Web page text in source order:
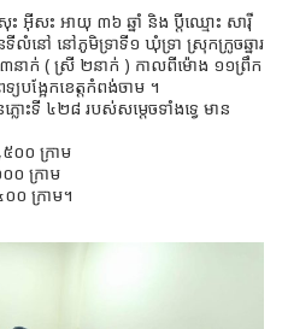
ះ អ៊ីសះ អាយុ ៣៦ ឆ្នាំ និង ប្តីឈ្មោះ សារ៉ី
ទីលំនៅ នៅភូមិទ្រាទី១ ឃុំទ្រា ស្រុកក្រូចឆ្នារ
៣នាក់ ( ស្រី ២នាក់ ) កាលពីម៉ោង ១១ព្រឹក
យបង្អែកខេត្តកំពង់ចាម ។
លោះទី ៤២៨ របស់សម្តេចទាំងទ្វេ មាន
០០ ក្រាម
០ ក្រាម
០ ក្រាម។